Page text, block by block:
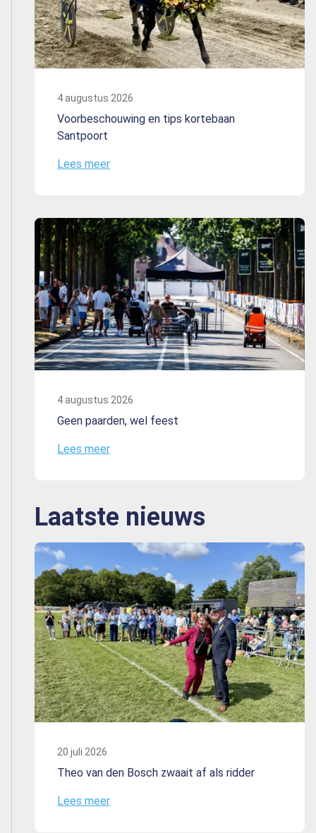
4 augustus 2026
Voorbeschouwing en tips kortebaan
Santpoort
Lees meer
4 augustus 2026
Geen paarden, wel feest
Lees meer
Laatste nieuws
20 juli 2026
Theo van den Bosch zwaait af als ridder
Lees meer